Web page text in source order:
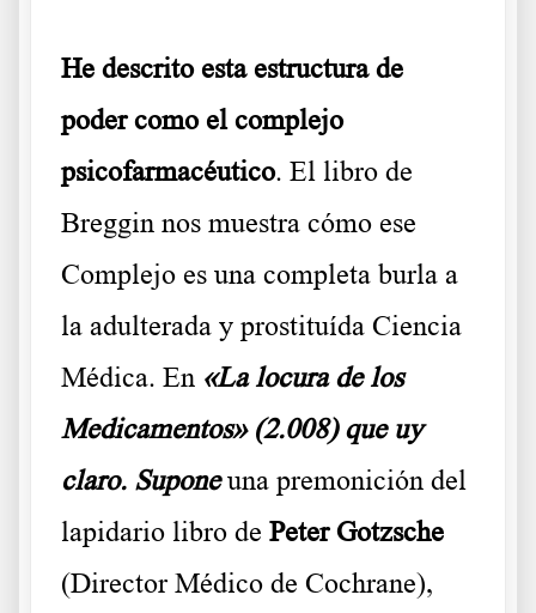
He descrito esta estructura de
poder como el complejo
psicofarmacéutico. El libro de
Breggin nos muestra cómo ese
Complejo es una completa burla a
la adulterada y prostituída Ciencia
Médica. En «La locura de los
Medicamentos» (2.008) que uy
claro. Suponeuna premonición del
lapidario libro de Peter Gotzsche
(Director Médico de Cochrane),